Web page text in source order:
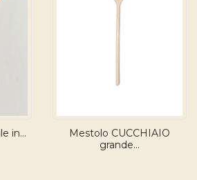
in...
Mestolo CUCCHIAIO
grande...